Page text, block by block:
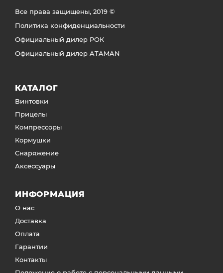
Все права защищены, 2019 ©
Политика конфиденциальности
Официальный дилер РОК
Официальный дилер ATAMAN
КАТАЛОГ
Винтовки
Прицелы
Компрессоры
Кормушки
Снаряжение
Аксессуары
ИНФОРМАЦИЯ
О нас
Доставка
Оплата
Гарантии
Контакты